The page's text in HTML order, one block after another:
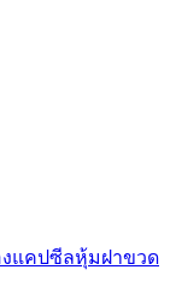
งแคปซีลหุ้มฝาขวด